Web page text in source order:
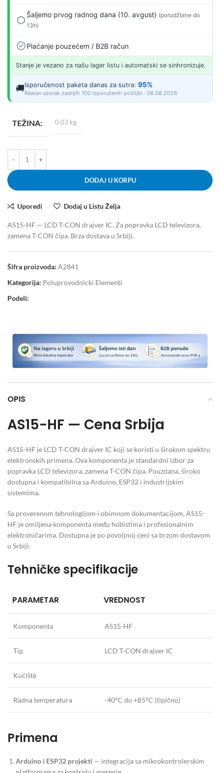
Šaljemo prvog radnog dana (10. avgust) (porudžbine do
13h)
Plaćanje pouzećem / B2B račun
Stanje je vezano za našu lager listu i automatski se sinhronizuje.
🚚Isporučenost paketa danas za sutra: 95%
Realan uzorak zadnjih 100 isporučenih pošiljki · 08.08.2026
TEŽINA 0.03 kg
DODAJ U KORPU
Uporedi Dodaj u Listu Želja
AS15-HF — LCD T-CON drajver IC. Za popravka LCD televizora,
zamena T-CON čipa. Brza dostava u Srbiji.
Šifra proizvoda: A2841
Kategorija: Poluprovodnicki Elementi
Podeli:
OPIS
AS15-HF — Cena Srbija
AS15-HF je LCD T-CON drajver IC koji se koristi u širokom spektru
elektronskih primena. Ova komponenta je standardni izbor za
popravka LCD televizora, zamena T-CON čipa. Pouzdana, široko
dostupna i kompatibilna sa Arduino, ESP32 i industrijskim
sistemima.
Sa proverenom tehnologijom i obimnom dokumentacijom, AS15-
HF je omiljena komponenta među hobistima i profesionalnim
elektroničarima. Dostupna je po povoljnoj ceni sa brzom dostavom
u Srbiji.
Tehničke specifikacije
PARAMETAR VREDNOST
Komponenta AS15-HF
Tip LCD T-CON drajver IC
Kućište
Radna temperatura -40°C do +85°C (tipično)
Primena
Arduino i ESP32 projekti — integracija sa mikrokontrolerskim